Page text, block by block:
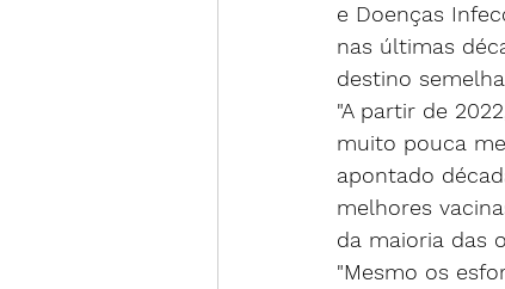
e Doenças
nas últimas
destino
"A partir de
muito pouca
apontado
melhores
da maioria das
"Mesmo os